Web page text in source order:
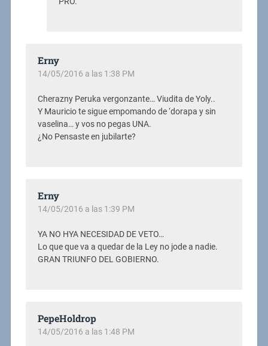
Erny
14/05/2016 a las 1:38 PM
Cherazny Peruka vergonzante… Viudita de Yoly..
Y Mauricio te sigue empomando de ‘dorapa y sin
vaselina… y vos no pegas UNA.
¿No Pensaste en jubilarte?
Erny
14/05/2016 a las 1:39 PM
YA NO HYA NECESIDAD DE VETO…
Lo que que va a quedar de la Ley no jode a nadie.
GRAN TRIUNFO DEL GOBIERNO.
PepeHoldrop
14/05/2016 a las 1:48 PM